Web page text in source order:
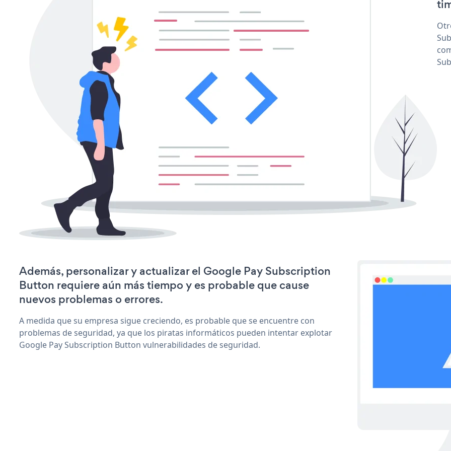
Además, personalizar y actualizar el Google Pay Subscription
Button requiere aún más tiempo y es probable que cause
nuevos problemas o errores.
A medida que su empresa sigue creciendo, es probable que se encuentre con
problemas de seguridad, ya que los piratas informáticos pueden intentar explotar
Google Pay Subscription Button vulnerabilidades de seguridad.